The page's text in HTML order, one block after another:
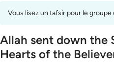
Vous lisez un tafsir pour le
Allah sent down the
Hearts of the